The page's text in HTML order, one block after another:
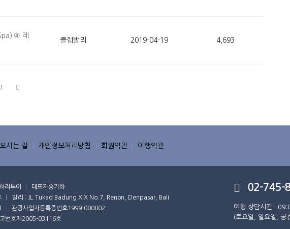
레
클럽발리 2019-04-19 4,693
시는 길 개인정보처리방침 회원약관 여행약관
리투어 대표자송기화
| 발리 : JL.Tukad Badung XIX No.7, Renon, Denpasar, Bali
관광사업자등록증번호1999-000002
번호제2005-03116호
02-745-
여행 상담시간 :
(토요일, 일요일, 공